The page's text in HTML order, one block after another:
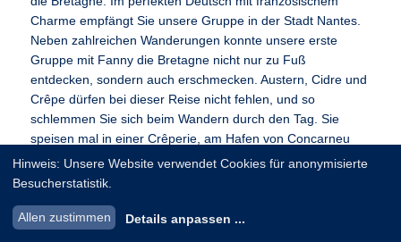
Charme empfängt Sie unsere Gruppe in der Stadt Nantes.
Neben zahlreichen Wanderungen konnte unsere erste
Gruppe mit Fanny die Bretagne nicht nur zu Fuß
entdecken, sondern auch erschmecken. Austern, Cidre und
Crêpe dürfen bei dieser Reise nicht fehlen, und so
schlemmen Sie sich beim Wandern durch den Tag. Sie
speisen mal in einer Crêperie, am Hafen von Concarneu
mit Ausblick auf die Jachten oder schlürfen den Cidre aus
der typisch bretonischen Bolée, einer kleinen bauchigen
Hinweis: Unsere Website verwendet Cookies für anonymisierte
Besucherstatistik.
Allen zustimmen Details anpassen ...